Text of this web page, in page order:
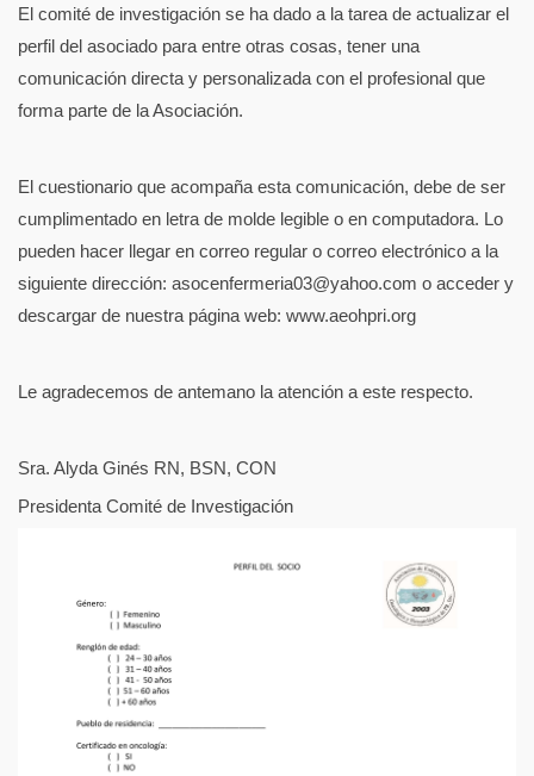
El comité de investigación se ha dado a la tarea de actualizar el
perfil del asociado para entre otras cosas, tener una
comunicación directa y personalizada con el profesional que
forma parte de la Asociación.
El cuestionario que acompaña esta comunicación, debe de ser
cumplimentado en letra de molde legible o en computadora. Lo
pueden hacer llegar en correo regular o correo electrónico a la
siguiente dirección: asocenfermeria03@yahoo.com o acceder y
descargar de nuestra página web: www.aeohpri.org
Le agradecemos de antemano la atención a este respecto.
Sra. Alyda Ginés RN, BSN, CON
Presidenta Comité de Investigación